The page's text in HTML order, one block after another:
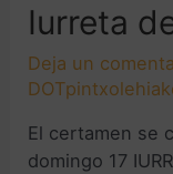
Iurreta
Deja un
El certamen se
domingo 17